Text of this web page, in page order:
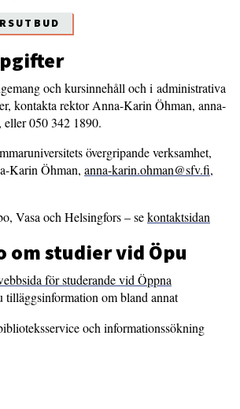
och kursinnehåll och i administrativa
kontakta rektor Anna-Karin Öhman, anna-
050 342 1890.
övergripande verksamhet,
Karin Öhman, anna-karin.ohman@sfv.fi,
Vasa och Helsingfors – sekontaktsidan
om studier vid Öpu
för studerande vid Öppna
om bland annat
och informationssökning